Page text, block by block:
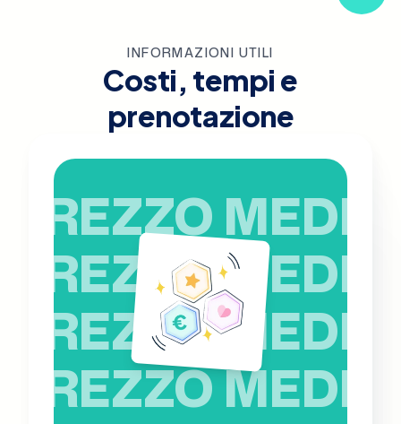
INFORMAZIONI UTILI
Costi, tempi e
prenotazione
PREZZO MEDIO
PREZZO MEDIO
PREZZO MEDIO
PREZZO MEDIO